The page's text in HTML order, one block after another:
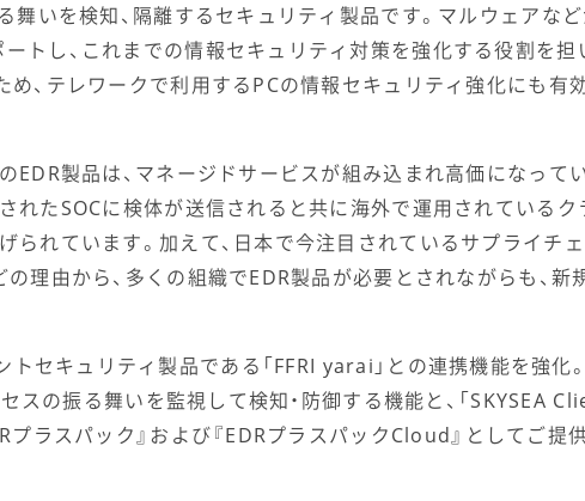
舞いを検知、隔離するセキュリティ製品です。マルウェアなど
トし、これまでの情報セキュリティ対策を強化する役割を担
、テレワークで利用するPCの情報セキュリティ強化にも有
製品は、マネージドサービスが組み込まれ高価になって
れたSOCに検体が送信されると共に海外で運用されているク
られています。加えて、日本で今注目されているサプライチ
理由から、多くの組織でEDR製品が必要とされながらも、新
セキュリティ製品である「FFRI yarai」との連携機能を強化。
の振る舞いを監視して検知・防御する機能と、「SKYSEA
ラスパック』および『EDRプラスパックCloud』としてご提